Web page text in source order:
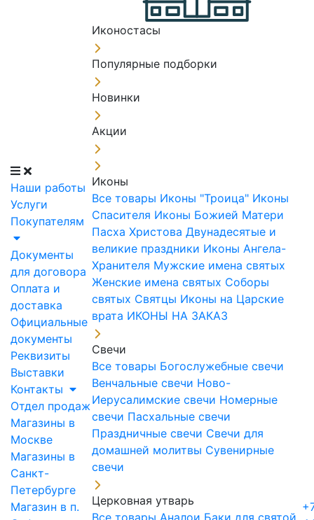
Наши работы
Услуги
Покупателям
Документы
для договора
Оплата и
доставка
Официальные
документы
Реквизиты
Выставки
Контакты
Отдел продаж
Магазины в
Москве
Магазины в
Санкт-
Петербурге
Магазин в п.
Иконостасы
Популярные подборки
Новинки
Акции
Иконы
Все товары Иконы "Троица" Иконы
Спасителя Иконы Божией Матери
Пасха Христова Двунадесятые и
великие праздники Иконы Ангела-
Хранителя Мужские имена святых
Женские имена святых Соборы
святых Святцы Иконы на Царские
врата ИКОНЫ НА ЗАКАЗ
Свечи
Все товары Богослужебные свечи
Венчальные свечи Ново-
Иерусалимские свечи Номерные
свечи Пасхальные свечи
Праздничные свечи Свечи для
домашней молитвы Сувенирные
свечи
Церковная утварь
Все товары Аналои Баки для святой